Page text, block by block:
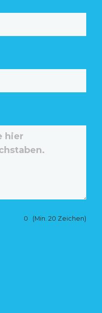
0 (Min. 20 Zeichen)